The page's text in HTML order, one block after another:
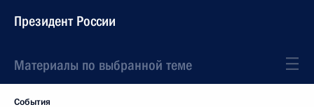
Президент России
Материалы по выбранной теме
События